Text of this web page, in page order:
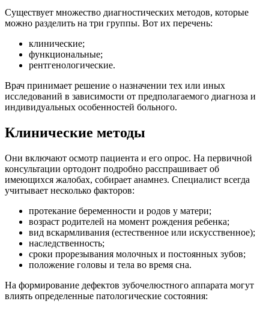
Существует множество диагностических методов, которые
можно разделить на три группы. Вот их перечень:
клинические;
функциональные;
рентгенологические.
Врач принимает решение о назначении тех или иных
исследований в зависимости от предполагаемого диагноза и
индивидуальных особенностей больного.
Клинические методы
Они включают осмотр пациента и его опрос. На первичной
консультации ортодонт подробно расспрашивает об
имеющихся жалобах, собирает анамнез. Специалист всегда
учитывает несколько факторов:
протекание беременности и родов у матери;
возраст родителей на момент рождения ребенка;
вид вскармливания (естественное или искусственное);
наследственность;
сроки прорезывания молочных и постоянных зубов;
положение головы и тела во время сна.
На формирование дефектов зубочелюстного аппарата могут
влиять определенные патологические состояния: